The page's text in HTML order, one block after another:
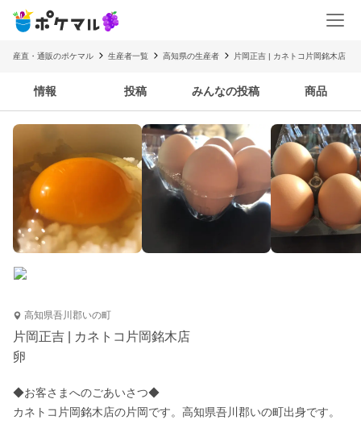
産直・通販のポケマル 生産者一覧 高知県の生産者 片岡正吉 | カネトコ片岡銘木店
情報 投稿 みんなの投稿 商品
高知県吾川郡いの町
片岡正吉 | カネトコ片岡銘木店
卵
◆お客さまへのごあいさつ◆
カネトコ片岡銘木店の片岡です。高知県吾川郡いの町出身です。